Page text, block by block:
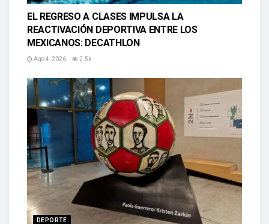
EL REGRESO A CLASES IMPULSA LA
REACTIVACIÓN DEPORTIVA ENTRE LOS
MEXICANOS: DECATHLON
Ago 4, 2026 2.5k
DEPORTE